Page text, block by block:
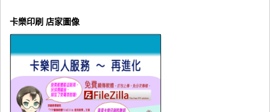
登入
卡樂印刷 店家圖像